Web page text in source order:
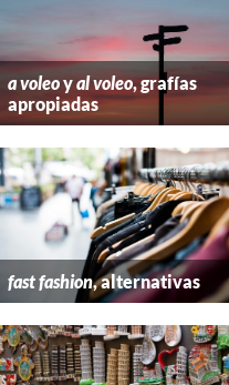
a voleoyal voleo, grafías
apropiadas
fast fashion, alternativas